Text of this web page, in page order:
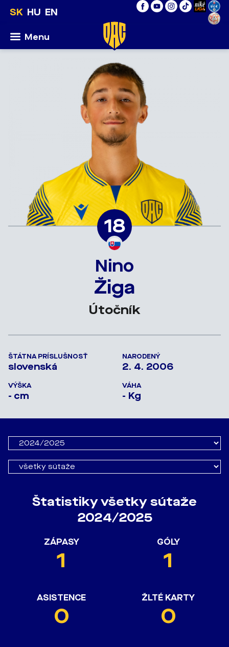
SK HU EN
Menu
18
Nino
Žiga
Útočník
ŠTÁTNA PRÍSLUŠNOSŤ
slovenská
NARODENÝ
2. 4. 2006
VÝŠKA
- cm
VÁHA
- Kg
Štatistiky všetky sútaže
2024/2025
ZÁPASY
1
GÓLY
1
ASISTENCE
0
ŽLTÉ KARTY
0